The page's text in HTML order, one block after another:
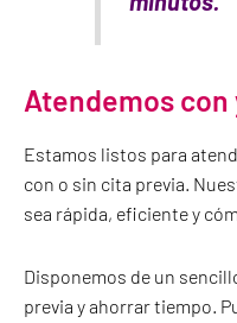
Atendemos con
Estamos listos para
con o sin cita previa.
sea rápida, eficiente y
Disponemos de un
previa y ahorrar tiempo.